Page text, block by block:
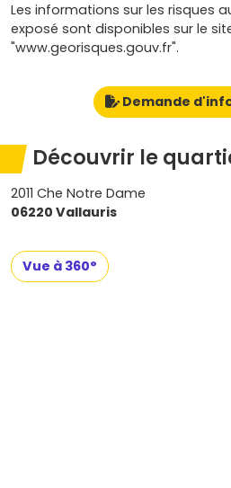
Les informations sur les risques
exposé sont disponibles sur le
"www.georisques.gouv.fr".
Demande
Découvrir le
2011 Che Notre Dame
06220 Vallauris
Vue à 360°